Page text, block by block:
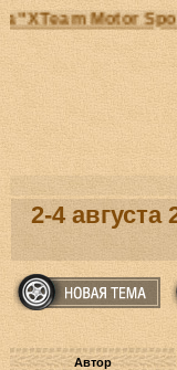
Sport"
2-4
Автор